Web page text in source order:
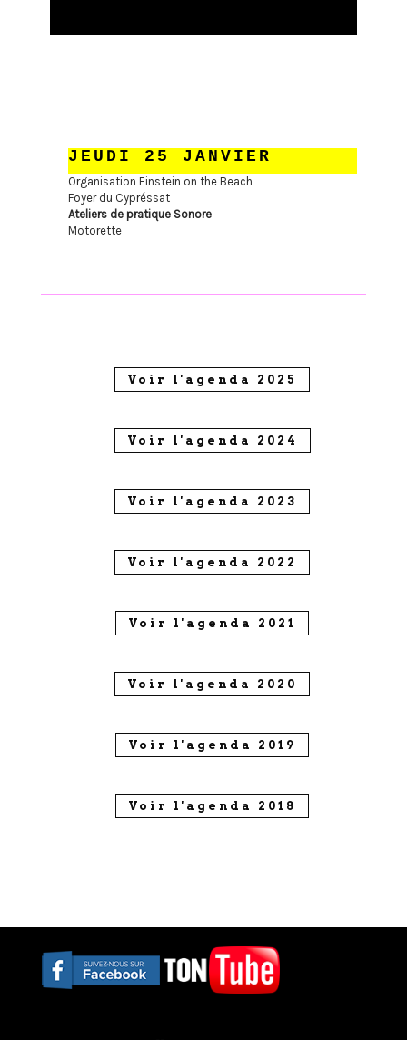
JEUDI 25 JANVIER
Organisation Einstein on the Beach
Foyer du Cypréssat
Ateliers de pratique Sonore
Motorette
Voir l'agenda 2025
Voir l'agenda 2024
Voir l'agenda 2023
Voir l'agenda 2022
Voir l'agenda 2021
Voir l'agenda 2020
Voir l'agenda 2019
Voir l'agenda 2018